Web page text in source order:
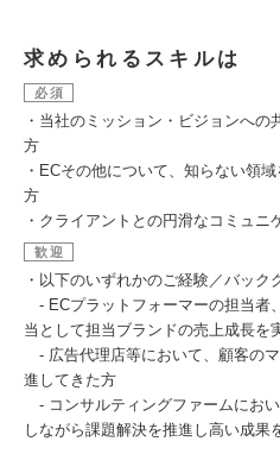
求められるスキルは
必須
・当社のミッション・ビジョンへ
方
・ECその他について、知らない領
方
・クライアントとの円滑なコミュニ
歓迎
・以下のいずれかのご経験／バック
- ECプラットフォーマーの担当者
当として担当ブランドの売上成長を
- 広告代理店等において、顧客の
進してきた方
- コンサルティングファームにお
しながら課題解決を推進し高い成果